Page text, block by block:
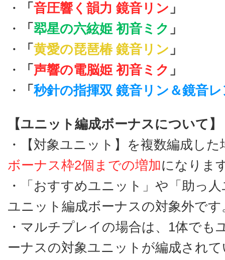
・
「 音圧響く韻力 鏡音リン 」
・
「 翆星の六絃姫 初音ミク 」
・
「 黄愛の琵琶椿 鏡音リン 」
・
「 声響の電脳姫 初音ミク 」
・
「 秒針の指揮双 鏡音リン＆鏡音
【ユニット編成ボーナスについて】
・【対象ユニット】を複数編成した
ボーナス枠2個までの増加になりま
・「おすすめユニット」や「助っ
ユニット編成ボーナスの対象外です
・マルチプレイの場合は、1体でも
ーナスの対象ユニットが編成され